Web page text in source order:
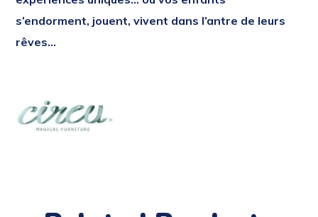
s’endorment, jouent, vivent dans l’antre de leurs
rêves…